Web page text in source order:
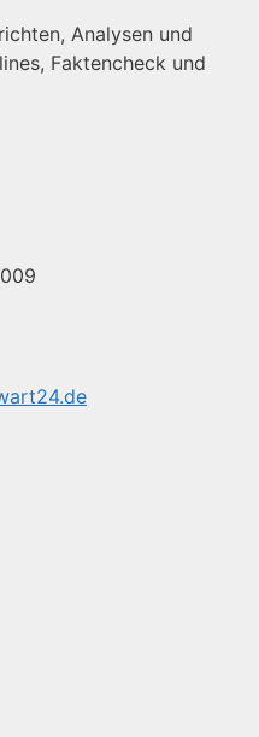
Analysen und
Faktencheck und